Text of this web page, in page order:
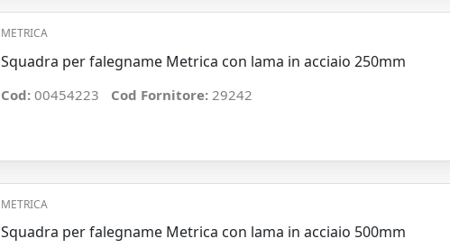
METRICA
Squadra per falegname Metrica con lama in acciaio 250mm
Cod: 00454223 Cod Fornitore: 29242
METRICA
Squadra per falegname Metrica con lama in acciaio 500mm